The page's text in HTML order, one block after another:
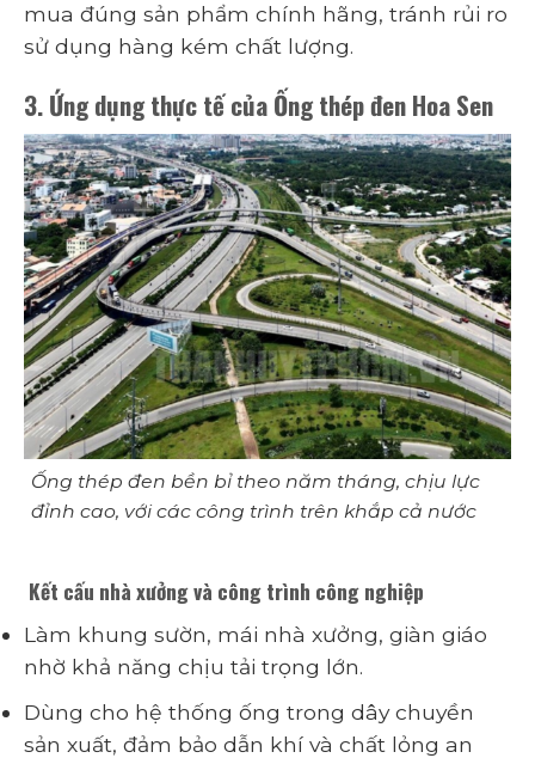
mua đúng sản phẩm chính hãng, tránh rủi ro
sử dụng hàng kém chất lượng.
3. Ứng dụng thực tế của Ống thép đen Hoa Sen
Ống thép đen bền bỉ theo năm tháng, chịu lực
đỉnh cao, với các công trình trên khắp cả nước
Kết cấu nhà xưởng và công trình công nghiệp
Làm khung sườn, mái nhà xưởng, giàn giáo
nhờ khả năng chịu tải trọng lớn.
Dùng cho hệ thống ống trong dây chuyền
sản xuất, đảm bảo dẫn khí và chất lỏng an